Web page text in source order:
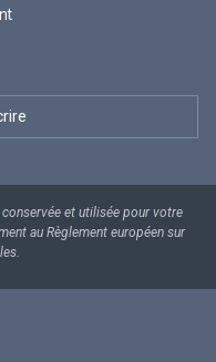
et utilisée pour votre
au Règlement européen sur